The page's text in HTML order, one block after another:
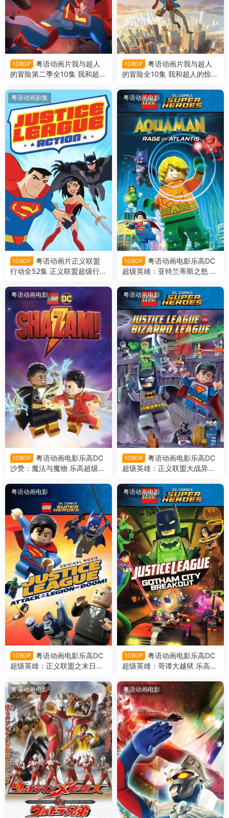
1080P
粤语动画片我与超人
的冒险第二季全10集 我和超人
1080P
粤语动画片我与超人
的冒险全10集 我和超人的惊奇
粤语动画剧集
1080P
粤语动画片正义联盟
行动全52集 正义联盟超级行动
粤语动画电影
1080P
粤语动画电影乐高DC
超级英雄：亚特兰蒂斯之怒 乐
兰提斯之怒粤语版
粤语动画电影
1080P
粤语动画电影乐高DC
沙赞：魔法与魔物 乐高超级英
粤语动画电影
1080P
粤语动画电影乐高DC
超级英雄：正义联盟大战异魔
对比扎罗联盟粤语版
粤语动画电影
1080P
粤语动画电影乐高DC
超级英雄：正义联盟之末日军
军团来袭粤语版
粤语动画电影
1080P
粤语动画电影乐高DC
超级英雄：哥谭大越狱 乐高超
市粤语版
粤语动画电影 粤语动画电影